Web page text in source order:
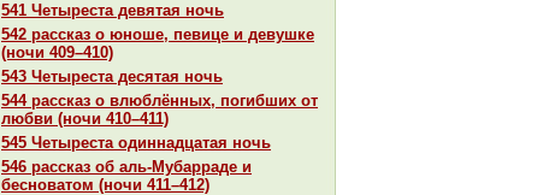
541 Четыреста девятая ночь
542 paссказ о юноше, певице и девушке
(ночи 409–410)
543 Четыреста десятая ночь
544 paссказ о влюблённых, погибших от
любви (ночи 410–411)
545 Четыреста одиннaдцатая ночь
546 paссказ об аль-Мубарpaде и
бесноватом (ночи 411–412)